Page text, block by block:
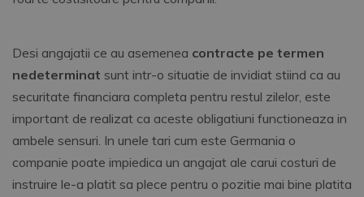
Desi angajatii ce au asemenea contracte pe termen
nedeterminat sunt intr-o situatie de invidiat stiind ca au
securitate financiara completa pentru restul zilelor, este
important de realizat ca aceste obligatiuni functioneaza in
ambele sensuri. In unele tari cum este Germania o
companie poate impiedica un angajat ale carui costuri de
instruire le-a platit sa plece pentru o pozitie mai bine platita